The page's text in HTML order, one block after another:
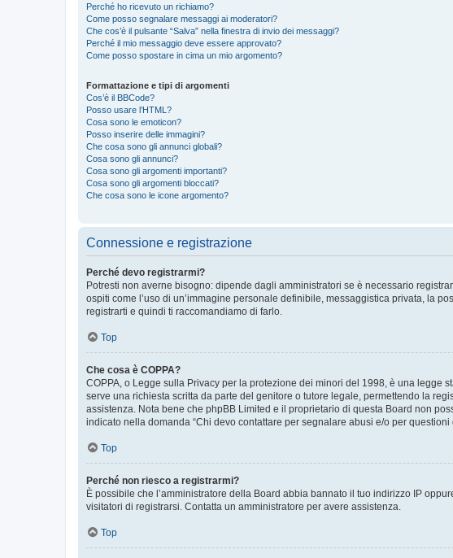
Perché ho ricevuto un richiamo?
Come posso segnalare messaggi ai moderatori?
Che cos’è il pulsante “Salva” nella finestra di invio dei messaggi?
Perché il mio messaggio deve essere approvato?
Come posso spostare in cima un mio argomento?
Formattazione e tipi di argomenti
Cos’è il BBCode?
Posso usare l’HTML?
Cosa sono le emoticon?
Posso inserire delle immagini?
Che cosa sono gli annunci globali?
Cosa sono gli annunci?
Cosa sono gli argomenti importanti?
Cosa sono gli argomenti bloccati?
Che cosa sono le icone argomento?
Connessione e registrazione
Perché devo registrarmi?
Potresti non averne bisogno: dipende dagli amministratori se è necessario
ospiti come l’uso di un’immagine personale definibile, messaggistica privata, la
registrarti e quindi ti raccomandiamo di farlo.
Top
Che cosa è COPPA?
COPPA, o Legge sulla Privacy per la protezione dei minori del 1998, è una legge
serve una richiesta scritta da parte del genitore o tutore legale, permettendo la
assistenza. Nota bene che phpBB Limited e il proprietario di questa Board non
indicato nella domanda “Chi devo contattare per segnalare abusi e/o per questioni
Top
Perché non riesco a registrarmi?
È possibile che l’amministratore della Board abbia bannato il tuo indirizzo IP
visitatori di registrarsi. Contatta un amministratore per avere assistenza.
Top